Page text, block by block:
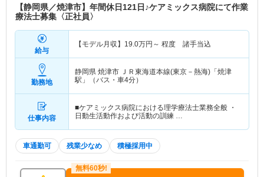
【静岡県／焼津市】年間休日121日♪ケアミックス病院にて作業
療法士募集〈正社員〉
給与
【モデル月収】 19.0万円～ 程度 諸手当込
勤務地
静岡県 焼津市 ＪＲ東海道本線(東京－熱海)「焼津
駅」（バス・車4分）
仕事内容
■ケアミックス病院における理学療法士業務全般 ・
日動生活動作および活動の訓練 …
車通勤可 残業少なめ 積極採用中